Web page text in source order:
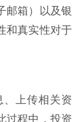
邮箱）以及银
和真实性对于
上传相关资
过程中，投资